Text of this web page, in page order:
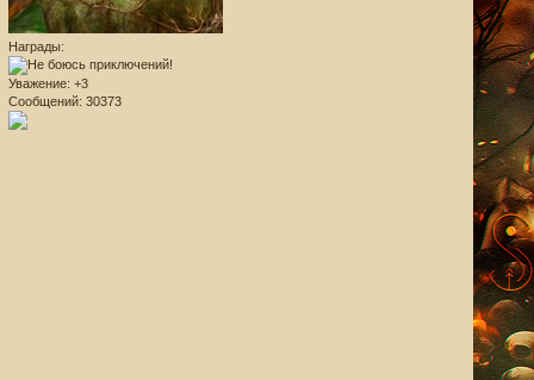
Награды:
Уважение: +3
Сообщений: 30373